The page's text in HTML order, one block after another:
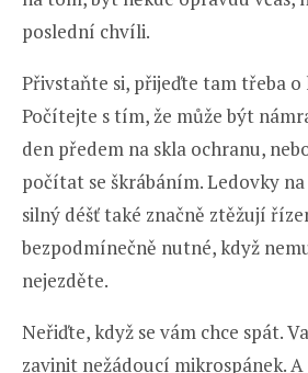
poslední chvíli.
Přivstaňte si, přijeďte tam třeba
Počítejte s tím, že může být
den předem na skla ochranu,
počítat se škrábáním. Ledovky
silný déšť také značně ztěžují
bezpodmínečně nutné, když
nejezděte.
Neřiďte, když se vám chce spát.
zavinit nežádoucí mikrospánek.